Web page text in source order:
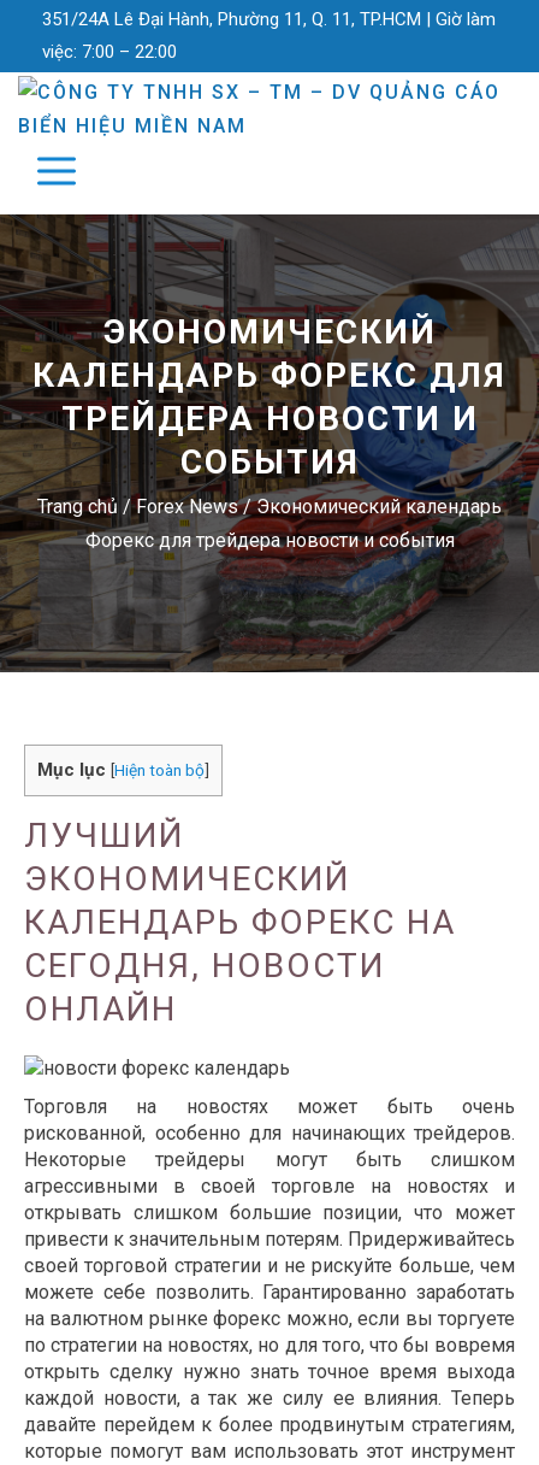
351/24A Lê Đại Hành, Phường 11, Q. 11, TP.HCM | Giờ làm
việc: 7:00 – 22:00
ЭКОНОМИЧЕСКИЙ
КАЛЕНДАРЬ ФОРЕКС ДЛЯ
ТРЕЙДЕРА НОВОСТИ И
СОБЫТИЯ
Trang chủ /Forex News/Экономический календарь
Форекс для трейдера новости и события
Mục lục [Hiện toàn bộ]
ЛУЧШИЙ
ЭКОНОМИЧЕСКИЙ
КАЛЕНДАРЬ ФОРЕКС НА
СЕГОДНЯ, НОВОСТИ
ОНЛАЙН
Торговля на новостях может быть очень
рискованной, особенно для начинающих трейдеров.
Некоторые трейдеры могут быть слишком
агрессивными в своей торговле на новостях и
открывать слишком большие позиции, что может
привести к значительным потерям. Придерживайтесь
своей торговой стратегии и не рискуйте больше, чем
можете себе позволить. Гарантированно заработать
на валютном рынке форекс можно, если вы торгуете
по стратегии на новостях, но для того, что бы вовремя
открыть сделку нужно знать точное время выхода
каждой новости, а так же силу ее влияния. Теперь
давайте перейдем к более продвинутым стратегиям,
которые помогут вам использовать этот инструмент